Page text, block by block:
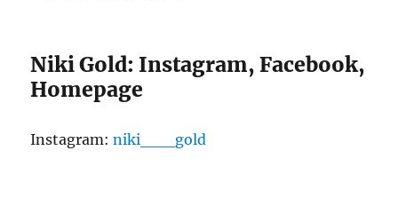
Niki Gold: Instagram, Facebook,
Homepage
Instagram:niki___gold